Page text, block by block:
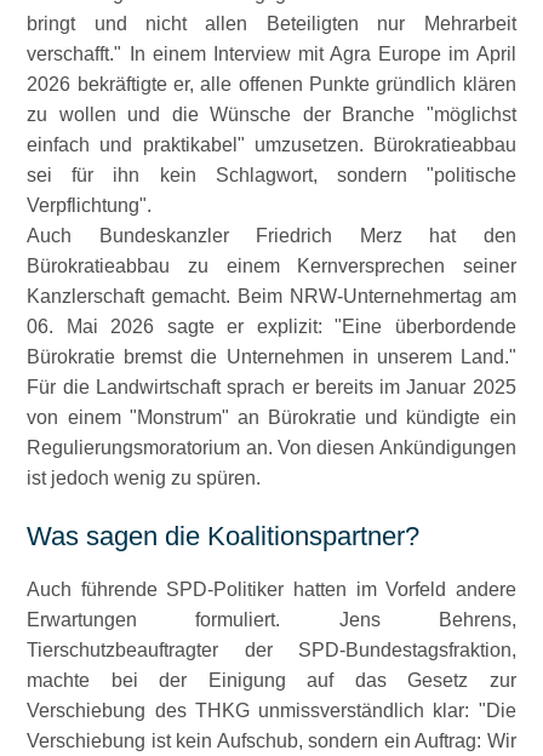
bringt und nicht allen Beteiligten nur Mehrarbeit
verschafft.
In einem Interview mit Agra Europe im April
2026 bekräftigte er, alle offenen Punkte gründlich klären
zu wollen und die Wünsche der Branche
möglichst
einfach und praktikabel
umzusetzen. Bürokratieabbau
sei für ihn kein Schlagwort, sondern
politische
Verpflichtung .
Auch Bundeskanzler Friedrich Merz hat den
Bürokratieabbau zu einem Kernversprechen seiner
Kanzlerschaft gemacht. Beim NRW-Unternehmertag am
06. Mai 2026 sagte er explizit: Eine überbordende
Bürokratie bremst die Unternehmen in unserem Land.
Für die Landwirtschaft sprach er bereits im Januar 2025
von einem
Monstrum
an Bürokratie und kündigte ein
Regulierungs­moratorium an. Von diesen Ankündigungen
ist jedoch wenig zu spüren.
Was sagen die Koalitionspartner?
Auch führende SPD-Politiker hatten im Vorfeld andere
Erwartungen formuliert. Jens Behrens,
Tierschutzbeauftragter der SPD-Bundestagsfraktion,
machte bei der Einigung auf das Gesetz zur
Verschiebung des THKG unmissverständlich klar:
Die
Verschiebung ist kein Aufschub, sondern ein Auftrag: Wir